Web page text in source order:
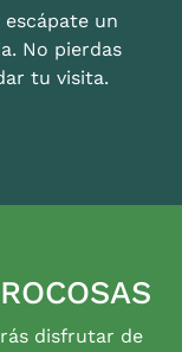
un
No pierdas
tu visita.
disfrutar de